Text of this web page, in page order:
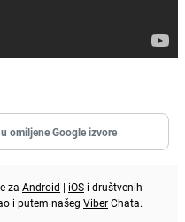
omiljene Google izvore
za Android | iOS i društvenih
i putem našeg ViberChata.